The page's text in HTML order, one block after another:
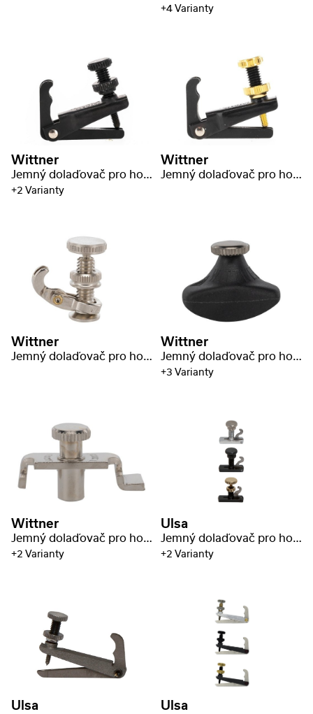
+4 Varianty
Wittner
Jemný dolaďovač pro housle
+2 Varianty
Wittner
Jemný dolaďovač pro housle
Wittner
Jemný dolaďovač pro housle
Wittner
Jemný dolaďovač pro housle
+3 Varianty
Wittner
Jemný dolaďovač pro housle
+2 Varianty
Ulsa
Jemný dolaďovač pro housle Hill
+2 Varianty
Ulsa Ulsa